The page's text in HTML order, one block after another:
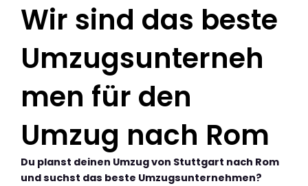
Wir sind das beste
Umzugsunterneh
men für den
Umzug nach Rom
Du planst deinen Umzug von Stuttgart nach Rom
und suchst das beste Umzugsunternehmen?